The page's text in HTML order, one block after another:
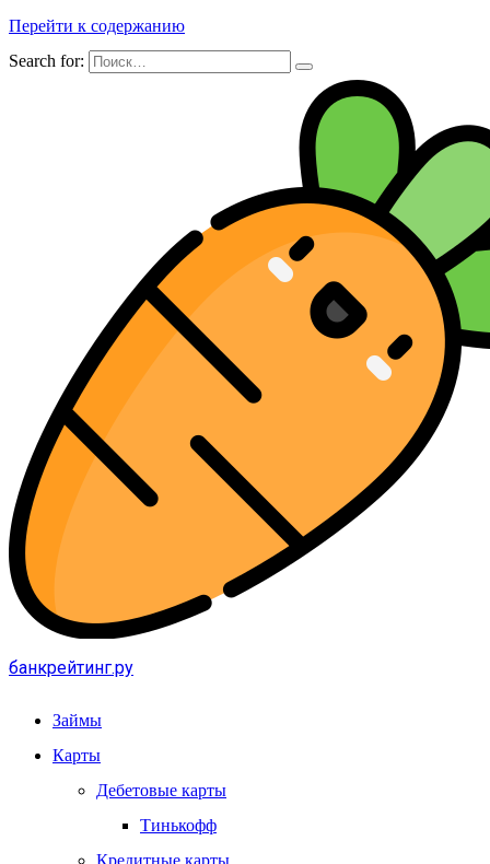
Перейти к содержанию
Search for:
банкрейтинг.ру
Займы
Карты
Дебетовые карты
Тинькофф
Кредитные карты